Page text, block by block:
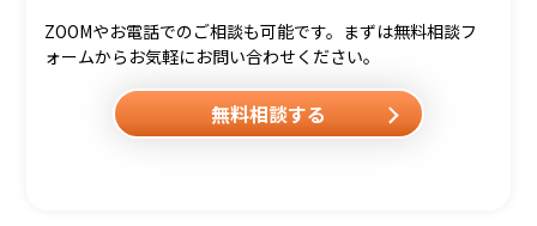
ZOOMやお電話でのご相談も可能です。まずは無料相談フ
ォームからお気軽にお問い合わせください。
無料相談する